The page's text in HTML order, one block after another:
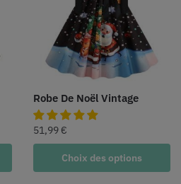
Robe De Noël Vintage
51,99 €
Choix des options